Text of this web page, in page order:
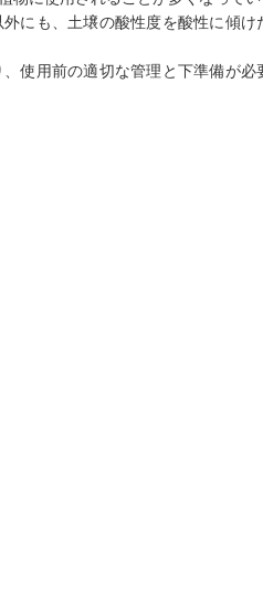
にも、土壌の酸性度を酸性に傾け
使用前の適切な管理と下準備が必